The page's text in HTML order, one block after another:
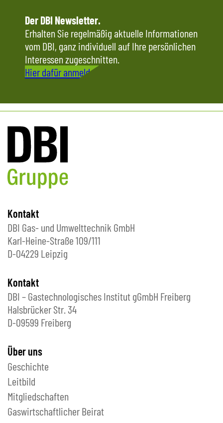
Der DBI Newsletter.
Erhalten Sie regelmäßig aktuelle Informationen
vom DBI, ganz individuell auf Ihre persönlichen
Interessen zugeschnitten.
Hier dafür anmelden
Kontakt
DBI Gas- und Umwelttechnik GmbH
Karl-Heine-Straße 109/111
D-04229 Leipzig
Kontakt
DBI – Gastechnologisches Institut gGmbH Freiberg
Halsbrücker Str. 34
D-09599 Freiberg
Über uns
Geschichte
Leitbild
Mitgliedschaften
Gaswirtschaftlicher Beirat